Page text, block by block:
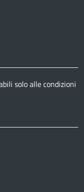
solo alle condizioni